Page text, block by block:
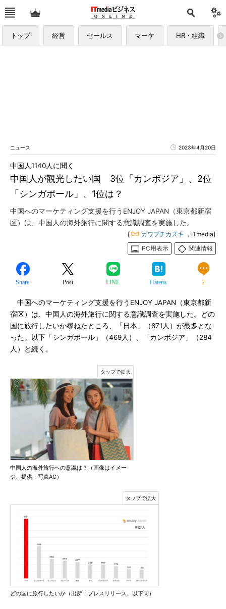
トップ 経営 セールス マーケ HR・組織
ニュース 2023年4月20日
中国人が観光したい国 3位「カンボジア」、2位
「シンガポール」、1位は？
中国人1140人に聞く
中国へのマーケティング支援を行うENJOY JAPAN（東京都新宿
区）は、中国人の海外旅行に関する意識調査を実施した。
[ カワブチカズキ ，ITmedia]
PC用表示
関連情報
Share Post LINE Hatena 2
中国へのマーケティング支援を行うENJOY JAPAN（東京都新
宿区）は、中国人の海外旅行に関する意識調査を実施した。どの
国に旅行したいか尋ねたところ、「日本」（871人）が最多とな
った。以下「シンガポール」（469人）、「カンボジア」（284
人）と続く。
中国人の海外旅行への意識は？（画像はイメー
ジ、提供：写真AC）
どの国に旅行したいか（出所：プレスリリース、以下同）